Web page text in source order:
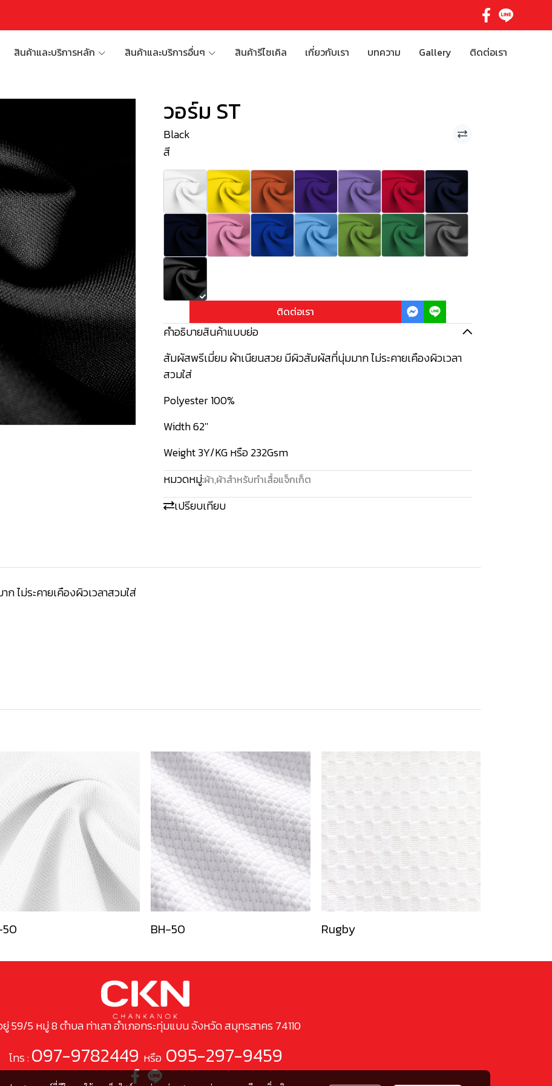
สินค้าและบริการหลัก สินค้าและบริการอื่นๆ สินค้ารีไซเคิล เกี่ยวกับเรา บทความ Gallery ติดต่อเรา
วอร์ม ST
Black
สี
ติดต่อเรา
คำอธิบายสินค้าแบบย่อ
สัมผัสพรีเมี่ยม ผ้าเนียนสวย มีผิวสัมผัสที่นุ่มมาก ไม่ระคายเคืองผิวเวลา
สวมใส่
Polyester 100%
Width 62''
Weight 3Y/KG หรือ 232Gsm
หมวดหมู่:ผ้า,ผ้าสำหรับทำเสื้อแจ็กเก็ต
เปรียบเทียบ
ไม่ระคายเคืองผิวเวลาสวมใส่
BH-50 Rugby
59/5 หมู่ 8 ตำบล ท่าเสา อำเภอกระทุ่มแบน จังหวัด สมุทรสาคร 74110
โทร :097-9782449 หรือ095-297-9459